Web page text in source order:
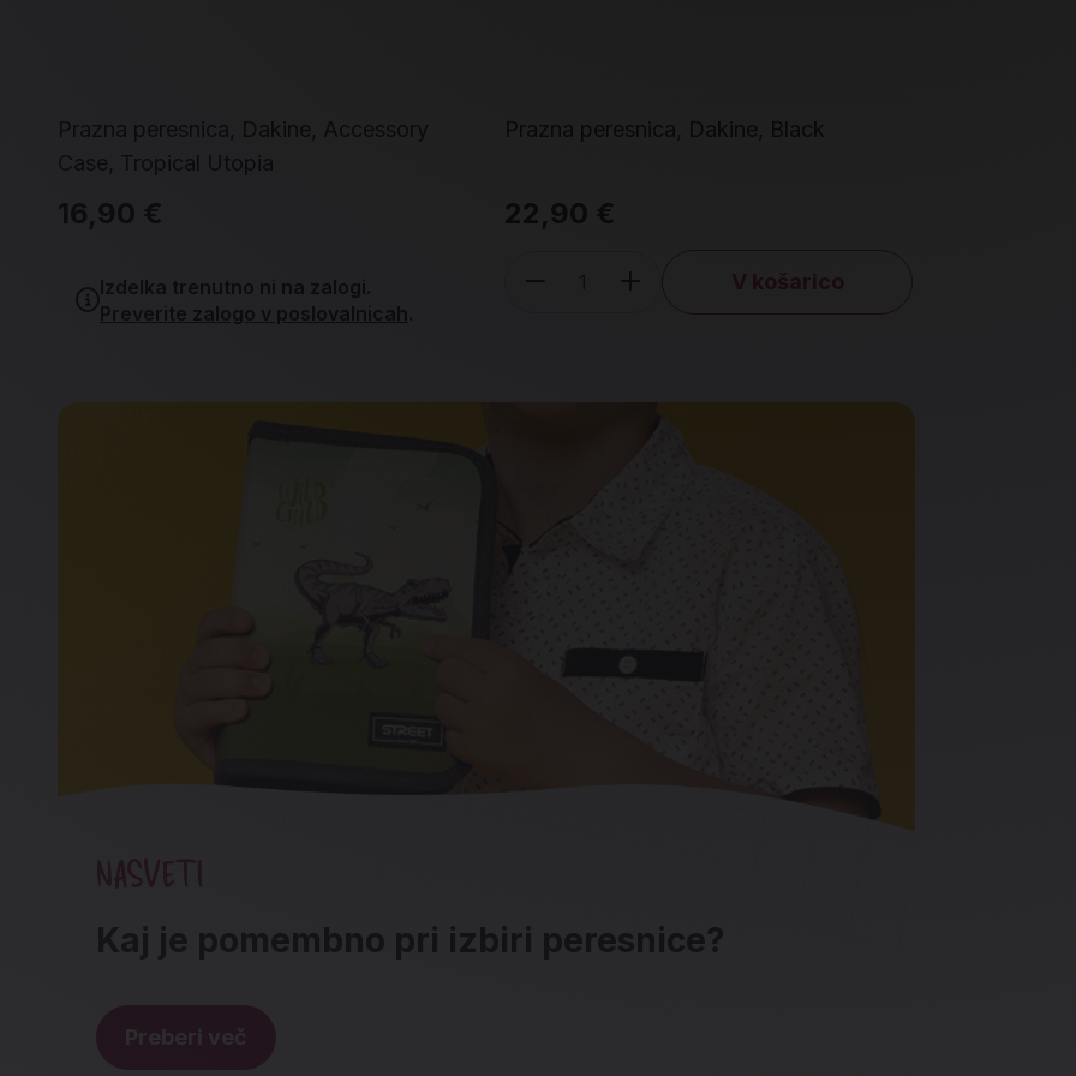
Prazna peresnica, Dakine, Accessory
Case, Tropical Utopia
16,90 €
Izdelka trenutno ni na zalogi.
Preverite zalogo v poslovalnicah.
Prazna peresnica, Dakine, Black
22,90 €
NASVETI
Kaj je pomembno pri izbiri peresnice?
Preberi več